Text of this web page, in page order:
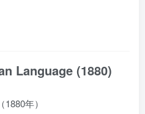
Language (1880)
年）